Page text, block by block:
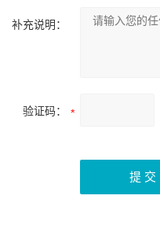
补充说明：
验证码：